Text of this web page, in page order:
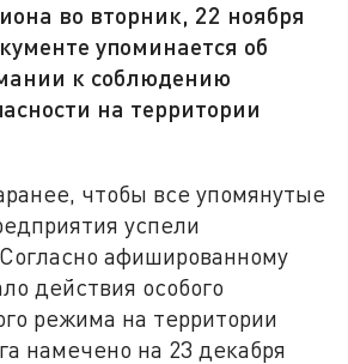
во вторник, 22 ноября
упоминается об
к соблюдению
на территории
чтобы все упомянутые
успели
афишированному
действия особого
режима на территории
намечено на 23 декабря